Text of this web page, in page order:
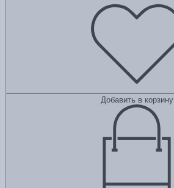
Добавить в корзину